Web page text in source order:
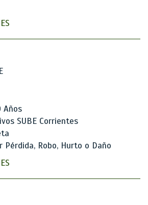
Años
SUBE Corrientes
Pérdida, Robo, Hurto o Daño